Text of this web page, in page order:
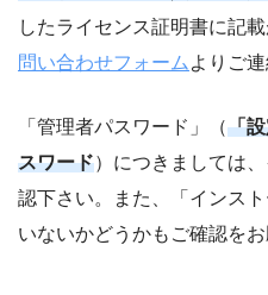
したライセンス証明書に記
問い合わせフォーム よりご連
「管理者パスワード」（「
スワード）につきましては
認下さい。また、「インス
いないかどうかもご確認をお